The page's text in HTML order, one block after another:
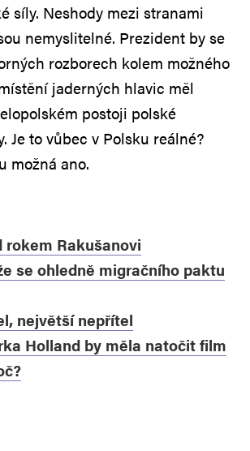
síly. Neshody mezi stranami
nemyslitelné. Prezident by se
rozborech kolem možného
jaderných hlavic měl
postoji polské
Je to vůbec v Polsku reálné?
možná ano.
rokem Rakušanovi
se ohledně migračního paktu
největší nepřítel
Holland by měla natočit film